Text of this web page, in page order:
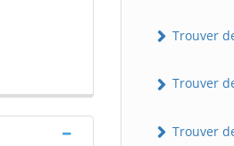
Trouver
Trouver
Trouver